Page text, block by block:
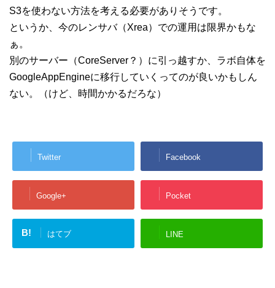
S3を使わない方法を考える必要がありそうです。
というか、今のレンサバ（Xrea）での運用は限界かもな
ぁ。
別のサーバー（CoreServer？）に引っ越すか、ラボ自体を
GoogleAppEngineに移行していくってのが良いかもしん
ない。（けど、時間かかるだろな）
Twitter Facebook
Google+ Pocket
B! はてブ LINE